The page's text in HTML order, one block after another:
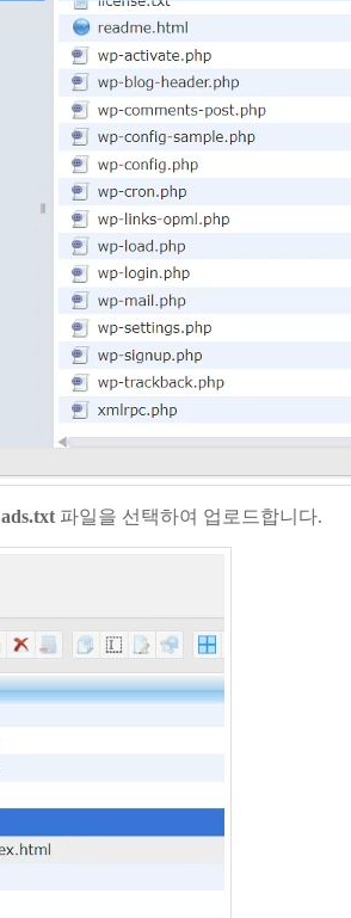
ads.txt 파일을 선택하여 업로드합니다.